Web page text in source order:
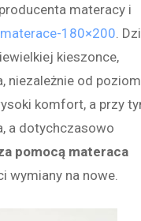
materacy i
180×200 .
kieszonce,
niezależnie od
komfort, a przy
a dotychczasowo
pomocą materaca
wymiany na nowe.